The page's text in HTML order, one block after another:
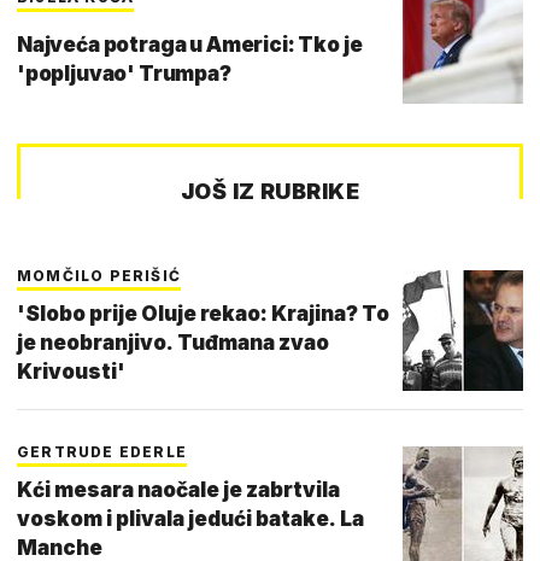
Najveća potraga u Americi: Tko je
'popljuvao' Trumpa?
JOŠ IZ RUBRIKE
MOMČILO PERIŠIĆ
'Slobo prije Oluje rekao: Krajina? To
je neobranjivo. Tuđmana zvao
Krivousti'
GERTRUDE EDERLE
Kći mesara naočale je zabrtvila
voskom i plivala jedući batake. La
Manche